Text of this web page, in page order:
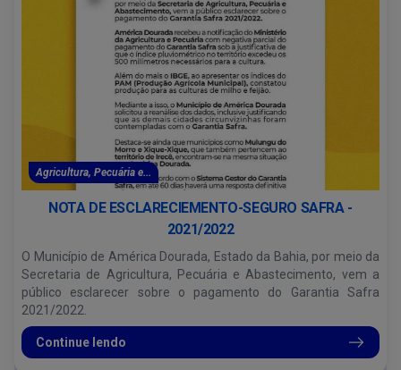
Agricultura, Pecuária e...
NOTA DE ESCLARECIEMENTO-SEGURO SAFRA -
2021/2022
O Município de América Dourada, Estado da Bahia, por meio da
Secretaria de Agricultura, Pecuária e Abastecimento, vem a
público esclarecer sobre o pagamento do Garantia Safra
2021/2022.
Continue lendo